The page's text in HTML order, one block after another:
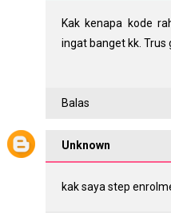
Kak kenapa kode
ingat banget kk. Trus
Balas
Unknown
kak saya step